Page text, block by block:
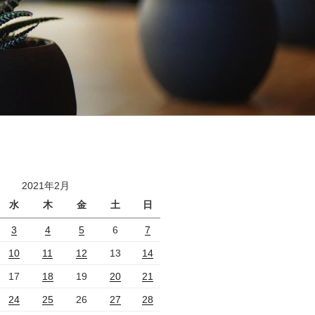
2021年2月
水 木 金 土 日
3 4 5 6 7
10 11 12 13 14
17 18 19 20 21
24 25 26 27 28